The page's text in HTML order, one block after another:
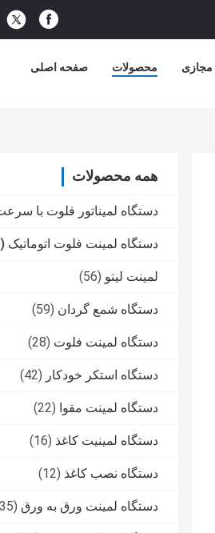
صفحه اصلی محصولات مجازی
همه محصولات
دستگاه لمیناتور فلوت با سرعت
دستگاه لمینت فلوت اتوماتیک (67)
لمینت لیتو (56)
دستگاه شمع گردان (59)
دستگاه لمینت فلوت (28)
دستگاه استکر خودکار (42)
دستگاه لمینت مقوا (22)
دستگاه لمینیت کاغذ (16)
دستگاه نصب کاغذ (12)
دستگاه لمینت ورق به ورق (35)